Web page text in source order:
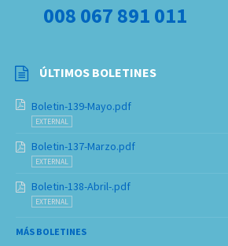
008 067 891 011
ÚLTIMOS BOLETINES
Boletin-139-Mayo.pdf
EXTERNAL
Boletin-137-Marzo.pdf
EXTERNAL
Boletin-138-Abril-.pdf
EXTERNAL
MÁS BOLETINES